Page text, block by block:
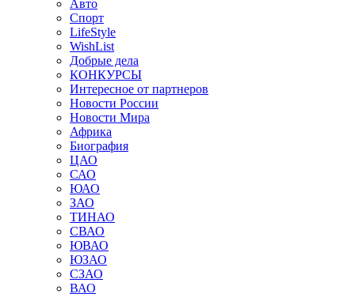
Авто
Спорт
LifeStyle
WishList
Добрые дела
КОНКУРСЫ
Интересное от партнеров
Новости России
Новости Мира
Африка
Биография
ЦАО
САО
ЮАО
ЗАО
ТИНАО
СВАО
ЮВАО
ЮЗАО
СЗАО
ВАО